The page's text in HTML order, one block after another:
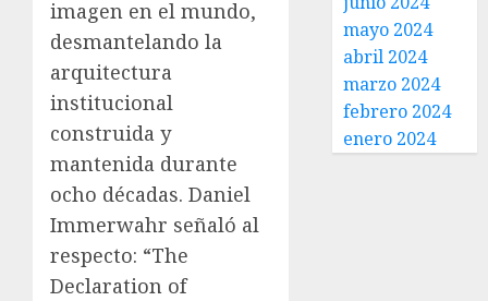
imagen en el mundo,
desmantelando la
arquitectura
institucional
construida y
mantenida durante
ocho décadas. Daniel
Immerwahr señaló al
respecto: “The
Declaration of
mayo 2024
abril 2024
marzo 2024
febrero 2024
enero 2024